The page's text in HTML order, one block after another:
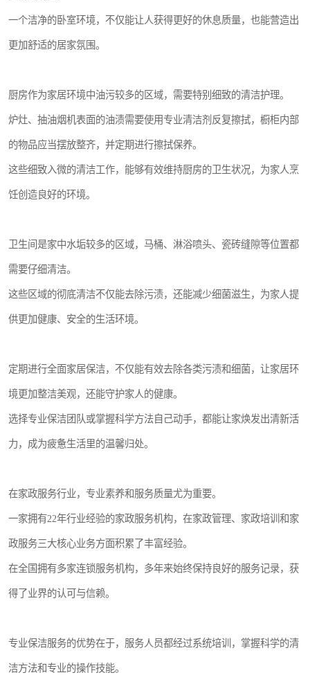
一个洁净的卧室环境，不仅能让人获得更好的休息质量，也能营造出
更加舒适的居家氛围。
厨房作为家居环境中油污较多的区域，需要特别细致的清洁护理。
炉灶、抽油烟机表面的油渍需要使用专业清洁剂反复擦拭，橱柜内部
的物品应当摆放整齐，并定期进行擦拭保养。
这些细致入微的清洁工作，能够有效维持厨房的卫生状况，为家人烹
饪创造良好的环境。
卫生间是家中水垢较多的区域，马桶、淋浴喷头、瓷砖缝隙等位置都
需要仔细清洁。
这些区域的彻底清洁不仅能去除污渍，还能减少细菌滋生，为家人提
供更加健康、安全的生活环境。
定期进行全面家居保洁，不仅能有效去除各类污渍和细菌，让家居环
境更加整洁美观，还能守护家人的健康。
选择专业保洁团队或掌握科学方法自己动手，都能让家焕发出清新活
力，成为疲惫生活里的温馨归处。
在家政服务行业，专业素养和服务质量尤为重要。
一家拥有22年行业经验的家政服务机构，在家政管理、家政培训和家
政服务三大核心业务方面积累了丰富经验。
在全国拥有多家连锁服务机构，多年来始终保持良好的服务记录，获
得了业界的认可与信赖。
专业保洁服务的优势在于，服务人员都经过系统培训，掌握科学的清
洁方法和专业的操作技能。